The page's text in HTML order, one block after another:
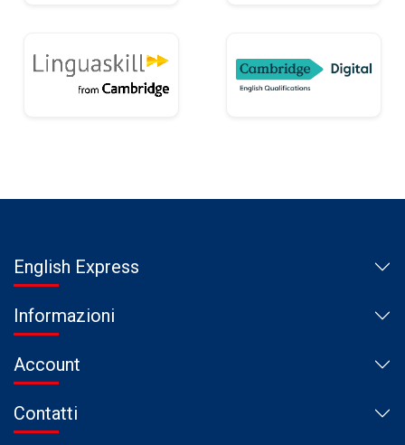
English Express
Informazioni
Account
Contatti